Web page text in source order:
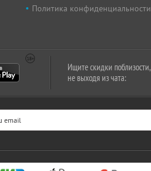
Политика конфиденциальности
Ищите скидки поблизости,
не выходя из чата: